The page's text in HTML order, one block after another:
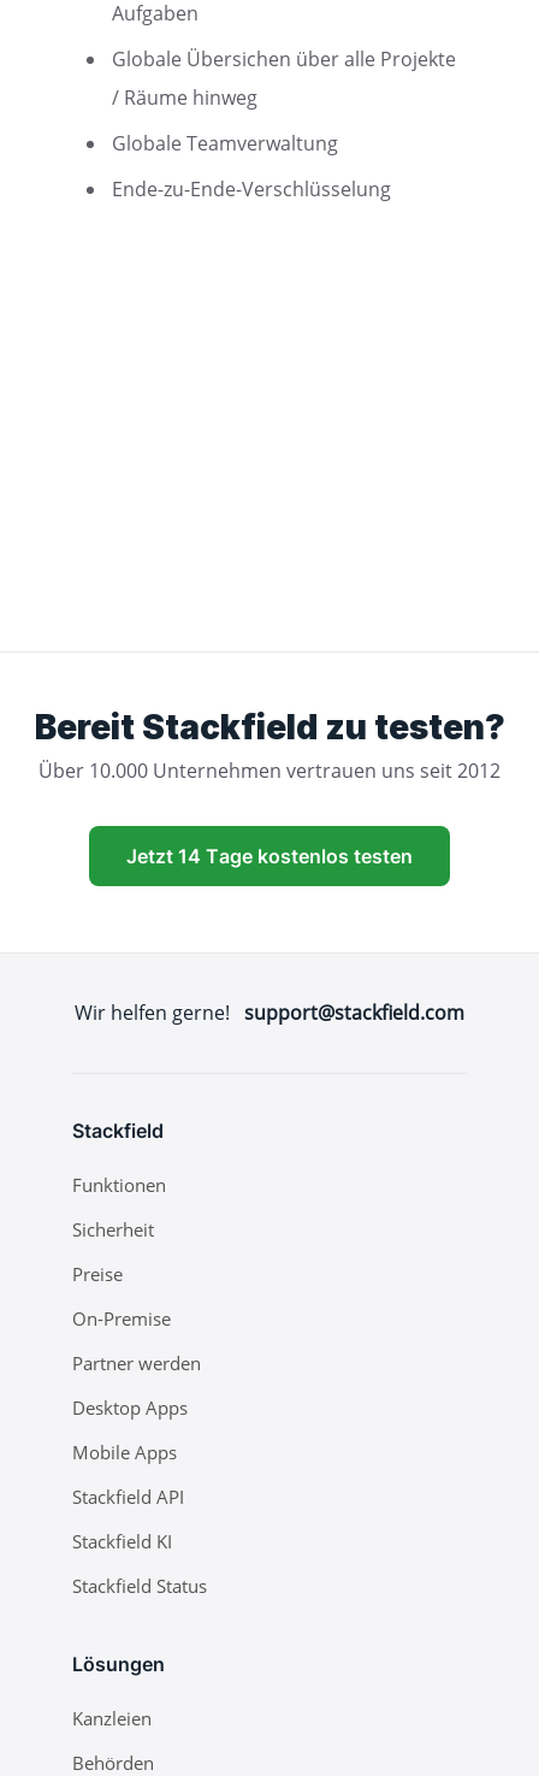
Aufgaben
Globale Übersichen über alle Projekte
/ Räume hinweg
Globale Teamverwaltung
Ende-zu-Ende-Verschlüsselung
Bereit Stackfield zu testen?
Über 10.000 Unternehmen vertrauen uns seit 2012
Jetzt 14 Tage kostenlos testen
Wir helfen gerne! support@stackfield.com
Stackfield
Funktionen
Sicherheit
Preise
On-Premise
Partner werden
Desktop Apps
Mobile Apps
Stackfield API
Stackfield KI
Stackfield Status
Lösungen
Kanzleien
Behörden